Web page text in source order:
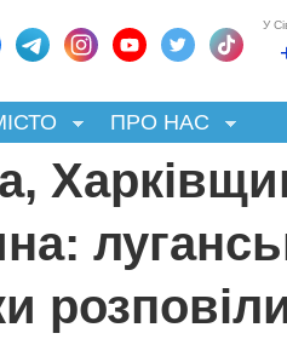
У
ПРО НАС